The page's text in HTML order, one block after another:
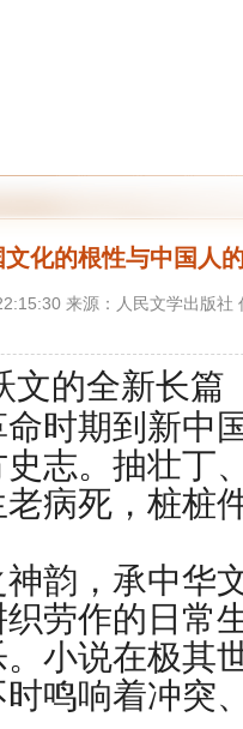
文化的根性与中国人
来源：人民文学出版社
文的全新长篇
时期到新中
志。抽壮丁
病死，桩桩
韵，承中华
劳作的日常
小说在极其
鸣响着冲突